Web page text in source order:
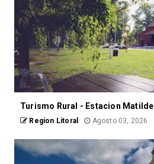
Turismo Rural - Estacion Matilde
Region Litoral Agosto 03, 2026